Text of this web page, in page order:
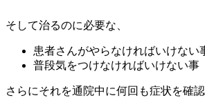
そして治るのに必要な、
患者さんがやらなければいけない
普段気をつけなければいけない事
さらにそれを通院中に何回も症状を確